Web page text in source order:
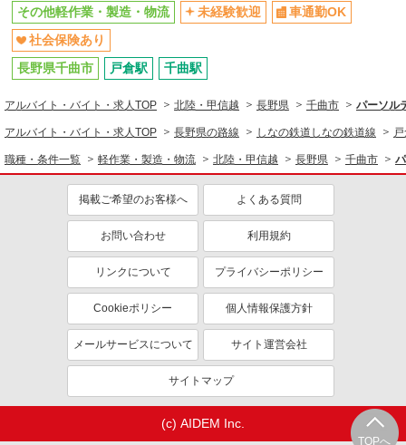
TOPへ
その他軽作業・製造・物流 未経験歓迎
車通勤OK
社会保険あり
長野県千曲市
戸倉駅 千曲駅
アルバイト・バイト・求人TOP 北陸・甲信越 長野県 千曲市 パーソル
アルバイト・バイト・求人TOP 長野県の路線 しなの鉄道しなの鉄道線
職種・条件一覧 軽作業・製造・物流 北陸・甲信越 長野県 千曲市
掲載ご希望のお客様へ よくある質問
お問い合わせ 利用規約
リンクについて プライバシーポリシー
Cookieポリシー 個人情報保護方針
メールサービスについて サイト運営会社
サイトマップ
(c) AIDEM Inc.